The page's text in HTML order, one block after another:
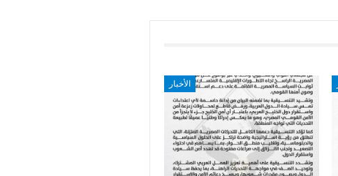
الأخبار